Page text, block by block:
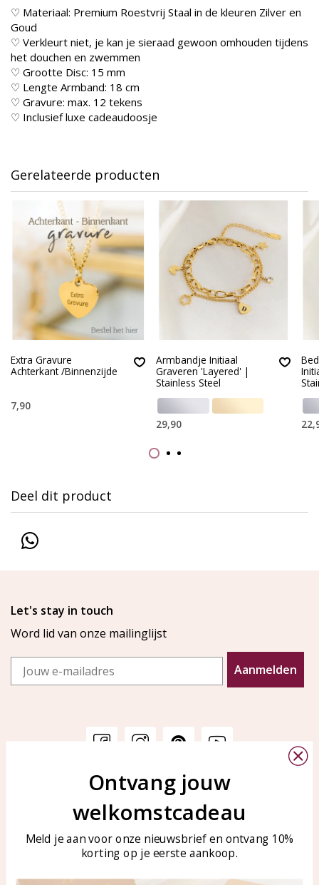
♡ Materiaal: Premium Roestvrij Staal in de kleuren Zilver en
Goud
♡ Verkleurt niet, je kan je sieraad gewoon omhouden tijdens
het douchen en zwemmen
♡ Grootte Disc: 15 mm
♡ Lengte Armband: 18 cm
♡ Gravure: max. 12 tekens
♡ Inclusief luxe cadeaudoosje
Gerelateerde producten
Extra Gravure
Achterkant /Binnenzijde
7,90
Armbandje Initiaal
Graveren 'Layered' |
Stainless Steel
29,90
Deel dit product
Let's stay in touch
Word lid van onze mailinglijst
Email
Aanmelden
Veelgestelde vragen
Sieraden onderhouden
KAYA Sieraden
Bellen of WhatsApp Ma-Vr
tussen 09:00-17:00
Tel: 0850003187
WhatsApp: 0850003187
Ontvang jouw
welkomstcadeau
Meld je aan voor onze nieuwsbrief en ontvang 10%
korting op je eerste aankoop.